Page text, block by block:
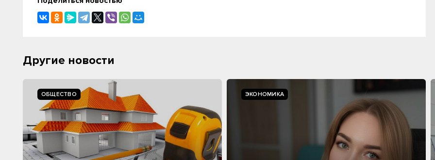
Другие новости
ОБЩЕСТВО ЭКОНОМИКА